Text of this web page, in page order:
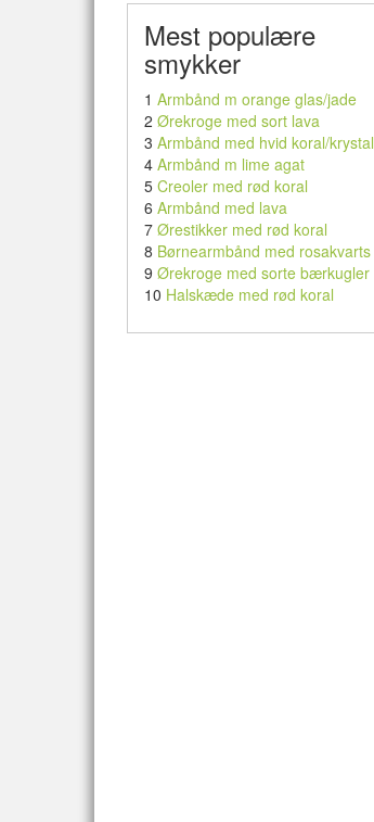
Mest populære
smykker
1 Armbånd m orange glas/jade
2 Ørekroge med sort lava
3 Armbånd med hvid koral/krystal
4 Armbånd m lime agat
5 Creoler med rød koral
6 Armbånd med lava
7 Ørestikker med rød koral
8 Børnearmbånd med rosakvarts
9 Ørekroge med sorte bærkugler
10 Halskæde med rød koral